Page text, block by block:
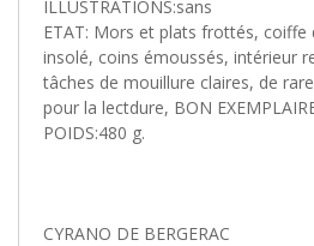
ILLUSTRATIONS:sans
ETAT: Mors et plats frottés,
insolé, coins émoussés, intérieur
tâches de mouillure claires, de
pour la lectdure, BON
POIDS:480 g.
CYRANO DE BERGERAC